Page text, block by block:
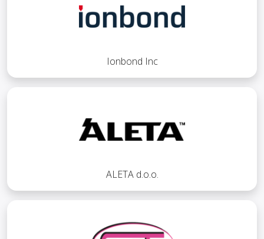
Ionbond Inc
ALETA d.o.o.